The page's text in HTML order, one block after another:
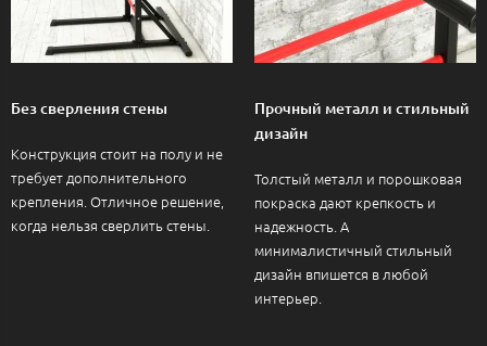
Без сверления стены
Конструкция стоит на полу и не
требует дополнительного
крепления. Отличное решение,
когда нельзя сверлить стены.
Прочный металл и стильный
дизайн
Толстый металл и порошковая
покраска дают крепкость и
надежность. А
минималистичный стильный
дизайн впишется в любой
интерьер.